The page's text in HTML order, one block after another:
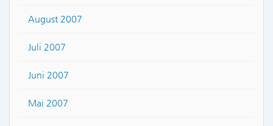
August 2007
Juli 2007
Juni 2007
Mai 2007